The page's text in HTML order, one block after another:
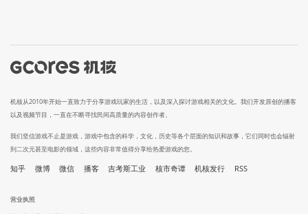
机核从2010年开始一直致力于分享游戏玩家的生活，以及深入探讨游戏相关的文化。我们开发原创的播客
以及视频节目，一直在不断寻找民间高质量的内容创作者。
我们坚信游戏不止是游戏，游戏中包含的科学，文化，历史等各个层面的知识和故事，它们同时也会辐射
到二次元甚至电影的领域，这些内容非常值得分享给热爱游戏的您。
知乎 微博 微信 播客 吉考斯工业 核市奇谭 机核发行 RSS
营业执照